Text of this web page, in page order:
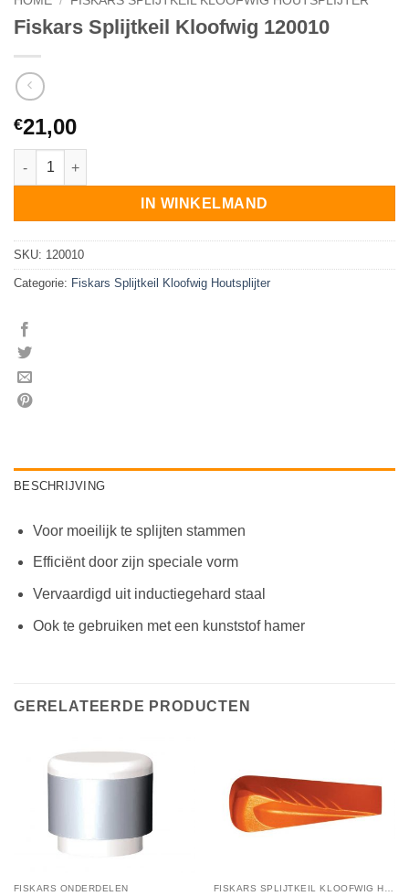
Fiskars Splijtkeil Kloofwig 120010
€21,00
Fiskars Splijtkeil Kloofwig 120010 aantal
IN WINKELMAND
SKU: 120010
Categorie: Fiskars Splijtkeil Kloofwig Houtsplijter
BESCHRIJVING
Voor moeilijk te splijten stammen
Efficiënt door zijn speciale vorm
Vervaardigd uit inductiegehard staal
Ook te gebruiken met een kunststof hamer
GERELATEERDE PRODUCTEN
FISKARS ONDERDELEN